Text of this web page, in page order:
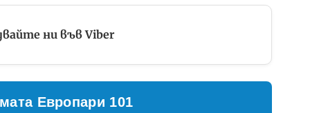
ни във Viber
Европари 101